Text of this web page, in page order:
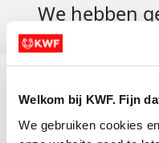
Welkom bij KWF. Fijn
We gebruiken cookies
We hebben
Actiematerialen
Evenementen